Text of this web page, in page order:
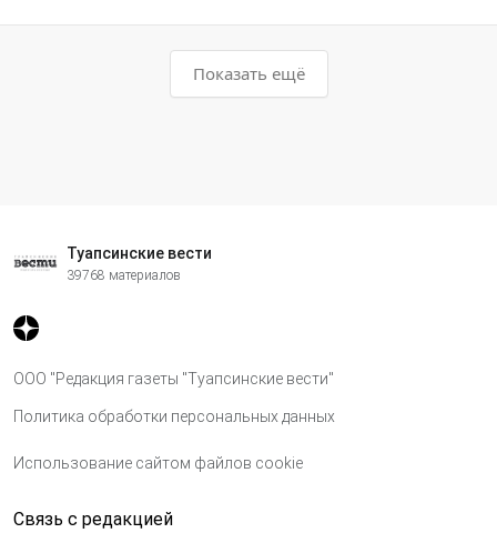
Показать ещё
Туапсинские вести
39768 материалов
ООО "Редакция газеты "Туапсинские вести"
Политика обработки персональных данных
Использование сайтом файлов cookie
Связь с редакцией